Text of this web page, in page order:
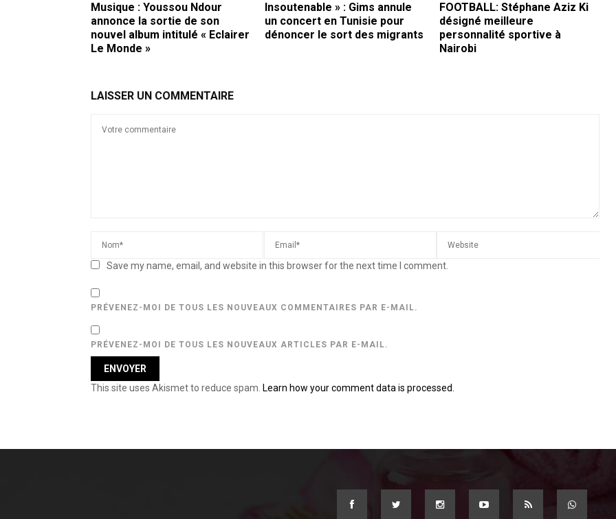
Musique : Youssou Ndour
annonce la sortie de son
nouvel album intitulé « Eclairer
Le Monde »
Insoutenable » : Gims annule
un concert en Tunisie pour
dénoncer le sort des migrants
FOOTBALL: Stéphane Aziz Ki
désigné meilleure
personnalité sportive à
Nairobi
LAISSER UN COMMENTAIRE
Save my name, email, and website in this browser for the next time I comment.
PRÉVENEZ-MOI DE TOUS LES NOUVEAUX COMMENTAIRES PAR E-MAIL.
PRÉVENEZ-MOI DE TOUS LES NOUVEAUX ARTICLES PAR E-MAIL.
This site uses Akismet to reduce spam. Learn how your comment data is processed.